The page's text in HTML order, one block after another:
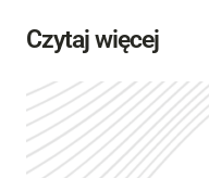
Czytaj więcej